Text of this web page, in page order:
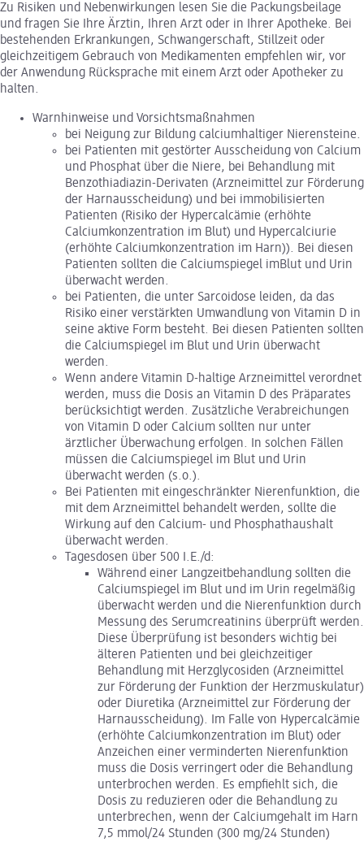
Zu Risiken und Nebenwirkungen lesen Sie die Packungsbeilage
und fragen Sie Ihre Ärztin, Ihren Arzt oder in Ihrer Apotheke. Bei
bestehenden Erkrankungen, Schwangerschaft, Stillzeit oder
gleichzeitigem Gebrauch von Medikamenten empfehlen wir, vor
der Anwendung Rücksprache mit einem Arzt oder Apotheker zu
halten.
Warnhinweise und Vorsichtsmaßnahmen
bei Neigung zur Bildung calciumhaltiger Nierensteine.
bei Patienten mit gestörter Ausscheidung von Calcium
und Phosphat über die Niere, bei Behandlung mit
Benzothiadiazin-Derivaten (Arzneimittel zur Förderung
der Harnausscheidung) und bei immobilisierten
Patienten (Risiko der Hypercalcämie (erhöhte
Calciumkonzentration im Blut) und Hypercalciurie
(erhöhte Calciumkonzentration im Harn)). Bei diesen
Patienten sollten die Calciumspiegel imBlut und Urin
überwacht werden.
bei Patienten, die unter Sarcoidose leiden, da das
Risiko einer verstärkten Umwandlung von Vitamin D in
seine aktive Form besteht. Bei diesen Patienten sollten
die Calciumspiegel im Blut und Urin überwacht
werden.
Wenn andere Vitamin D-haltige Arzneimittel verordnet
werden, muss die Dosis an Vitamin D des Präparates
berücksichtigt werden. Zusätzliche Verabreichungen
von Vitamin D oder Calcium sollten nur unter
ärztlicher Überwachung erfolgen. In solchen Fällen
müssen die Calciumspiegel im Blut und Urin
überwacht werden (s.o.).
Bei Patienten mit eingeschränkter Nierenfunktion, die
mit dem Arzneimittel behandelt werden, sollte die
Wirkung auf den Calcium- und Phosphathaushalt
überwacht werden.
Tagesdosen über 500 I.E./d:
Während einer Langzeitbehandlung sollten die
Calciumspiegel im Blut und im Urin regelmäßig
überwacht werden und die Nierenfunktion durch
Messung des Serumcreatinins überprüft werden.
Diese Überprüfung ist besonders wichtig bei
älteren Patienten und bei gleichzeitiger
Behandlung mit Herzglycosiden (Arzneimittel
zur Förderung der Funktion der Herzmuskulatur)
oder Diuretika (Arzneimittel zur Förderung der
Harnausscheidung). Im Falle von Hypercalcämie
(erhöhte Calciumkonzentration im Blut) oder
Anzeichen einer verminderten Nierenfunktion
muss die Dosis verringert oder die Behandlung
unterbrochen werden. Es empfiehlt sich, die
Dosis zu reduzieren oder die Behandlung zu
unterbrechen, wenn der Calciumgehalt im Harn
7,5 mmol/24 Stunden (300 mg/24 Stunden)